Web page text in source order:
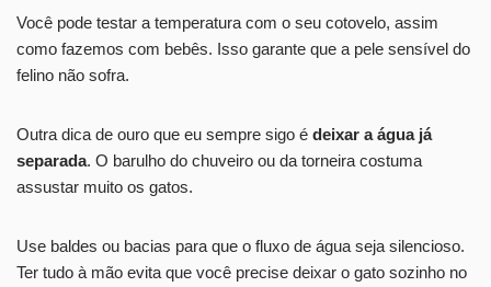
Você pode testar a temperatura com o seu cotovelo, assim
como fazemos com bebês. Isso garante que a pele sensível do
felino não sofra.
Outra dica de ouro que eu sempre sigo é deixar a água já
separada. O barulho do chuveiro ou da torneira costuma
assustar muito os gatos.
Use baldes ou bacias para que o fluxo de água seja silencioso.
Ter tudo à mão evita que você precise deixar o gato sozinho no